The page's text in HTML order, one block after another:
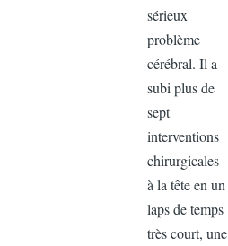
sérieux
problème
cérébral. Il
subi plus
sept
à la tête en
laps de
très court,